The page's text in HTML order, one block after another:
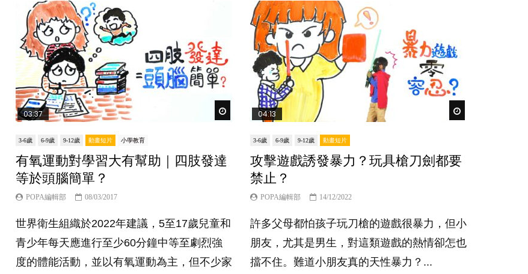
Watch Later Watch Later
03:37
3-6歲 6-9歲 9-12歲 動畫短片 小學教育
有氧運動對學習大有幫助｜四肢發達
等於頭腦簡單？
POPA編輯部 08/03/2017
世界衛生組織於2022年建議，5至17歲兒童和
青少年每天應進行至少60分鐘中等至劇烈強
度的體能活動，並以有氧運動為主，但不少家
04:13
3-6歲 6-9歲 9-12歲 動畫短片
攻擊遊戲誘發暴力？玩具槍刀劍都要
禁止？
POPA編輯部 14/12/2022
許多父母都怕孩子玩刀槍的遊戲很暴力，但小
朋友，尤其是男生，對這類遊戲的熱情卻怎也
擋不住。難道小朋友真的天性暴力？...